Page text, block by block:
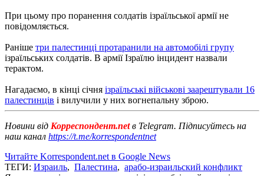
При цьому про поранення солдатів ізраїльської армії не
повідомляється.
Раніше три палестинці протаранили на автомобілі групу
ізраїльських солдатів. В армії Ізраїлю інцидент назвали
терактом.
Нагадаємо, в кінці січня ізраїльські військові заарештували 16
палестинців і вилучили у них вогнепальну зброю.
Новини від Корреспондент.netв Telegram. Підписуйтесь на
наш канал https://t.me/korrespondentnet
Читайте Korrespondent.net в Google News
ТЕГИ: Израиль, Палестина, арабо-израильский конфликт